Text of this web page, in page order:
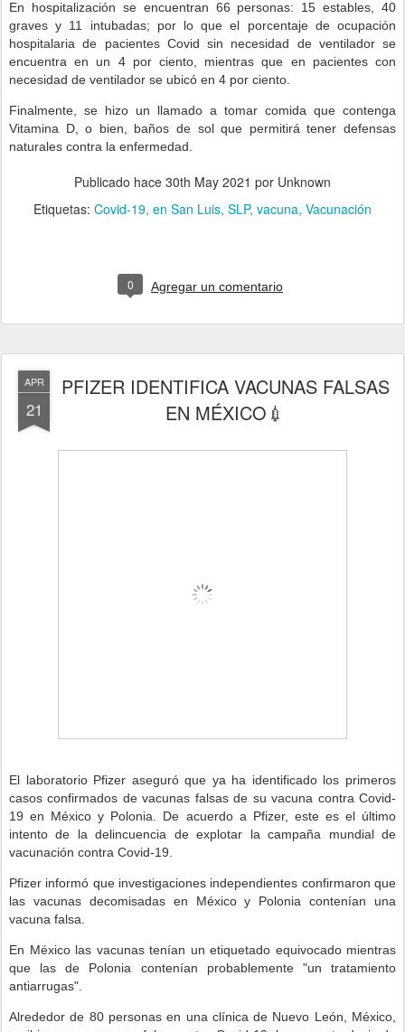
En hospitalización se encuentran 66 personas: 15 estables, 40
graves y 11 intubadas; por lo que el porcentaje de ocupación
hospitalaria de pacientes Covid sin necesidad de ventilador se
encuentra en un 4 por ciento, mientras que en pacientes con
necesidad de ventilador se ubicó en 4 por ciento.
Finalmente, se hizo un llamado a tomar comida que contenga
Vitamina D, o bien, baños de sol que permitirá tener defensas
naturales contra la enfermedad.
Publicado hace 30th May 2021 por Unknown
Etiquetas: Covid-19 en San Luis SLP vacuna Vacunación
0 Agregar un comentario
APR
21
PFIZER IDENTIFICA VACUNAS FALSAS
EN MÉXICO💉
El laboratorio Pfizer aseguró que ya ha identificado los primeros
casos confirmados de vacunas falsas de su vacuna contra Covid-
19 en México y Polonia. De acuerdo a Pfizer, este es el último
intento de la delincuencia de explotar la campaña mundial de
vacunación contra Covid-19.
Pfizer informó que investigaciones independientes confirmaron que
las vacunas decomisadas en México y Polonia contenían una
vacuna falsa.
En México las vacunas tenían un etiquetado equivocado mientras
que las de Polonia contenían probablemente "un tratamiento
antiarrugas".
Alrededor de 80 personas en una clínica de Nuevo León, México,